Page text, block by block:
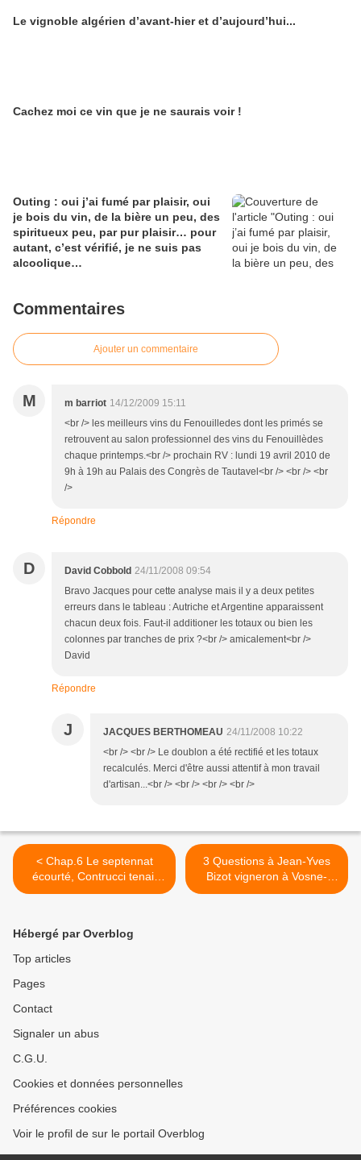
Alain Edouard
Le vignoble algérien d’avant-hier et d’aujourd’hui...
Cachez moi ce vin que je ne saurais voir !
Outing : oui j’ai fumé par plaisir, oui
je bois du vin, de la bière un peu, des
spiritueux peu, par pur plaisir… pour
autant, c’est vérifié, je ne suis pas
alcoolique…
Commentaires
Ajouter un commentaire
M m barriot 14/12/2009 15:11
<br /> les meilleurs vins du Fenouilledes dont les primés se
retrouvent au salon professionnel des vins du Fenouillèdes
chaque printemps.<br /> prochain RV : lundi 19 avril 2010 de
9h à 19h au Palais des Congrès de Tautavel<br /> <br /> <br
/>
Répondre
D David Cobbold 24/11/2008 09:54
Bravo Jacques pour cette analyse mais il y a deux petites
erreurs dans le tableau : Autriche et Argentine apparaissent
chacun deux fois. Faut-il additioner les totaux ou bien les
colonnes par tranches de prix ?<br /> amicalement<br />
David
Répondre
J JACQUES BERTHOMEAU 24/11/2008 10:22
<br /> <br /> Le doublon a été rectifié et les totaux
recalculés. Merci d'être aussi attentif à mon travail
d'artisan...<br /> <br /> <br /> <br />
< Chap.6 Le septennat
écourté, Contrucci tenait
table ouverte chez Ledoyen
3 Questions à Jean-Yves
Bizot vigneron à Vosne-
Romanée >
Hébergé par Overblog
Top articles
Pages
Contact
Signaler un abus
C.G.U.
Cookies et données personnelles
Préférences cookies
Voir le profil de sur le portail Overblog